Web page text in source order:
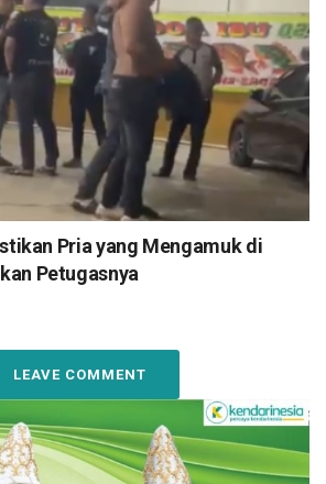
Pria yang Mengamuk di
Petugasnya
LEAVE COMMENT